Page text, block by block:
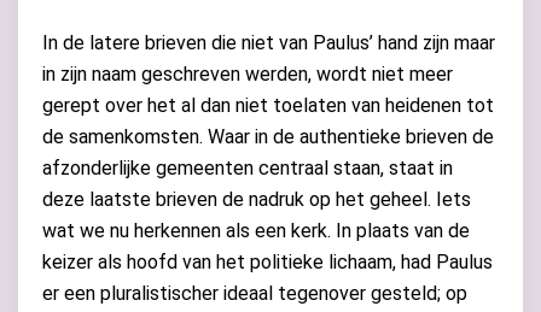
In de latere brieven die niet van Paulus’ hand zijn maar
in zijn naam geschreven werden, wordt niet meer
gerept over het al dan niet toelaten van heidenen tot
de samenkomsten. Waar in de authentieke brieven de
afzonderlijke gemeenten centraal staan, staat in
deze laatste brieven de nadruk op het geheel. Iets
wat we nu herkennen als een kerk. In plaats van de
keizer als hoofd van het politieke lichaam, had Paulus
er een pluralistischer ideaal tegenover gesteld; op